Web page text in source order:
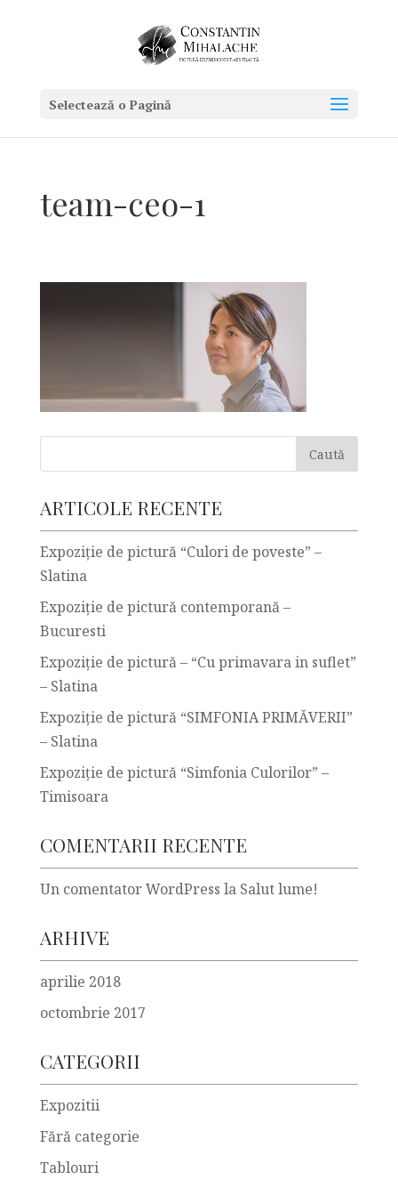
Selectează o Pagină
team-ceo-1
ARTICOLE RECENTE
Expoziție de pictură “Culori de poveste” –
Slatina
Expoziție de pictură contemporană –
Bucuresti
Expoziţie de pictură – “Cu primavara in suflet”
– Slatina
Expoziţie de pictură “SIMFONIA PRIMĂVERII”
– Slatina
Expoziţie de pictură “Simfonia Culorilor” –
Timisoara
COMENTARII RECENTE
Un comentator WordPress la Salut lume!
ARHIVE
aprilie 2018
octombrie 2017
CATEGORII
Expozitii
Fără categorie
Tablouri